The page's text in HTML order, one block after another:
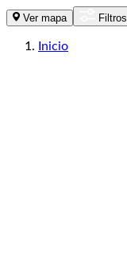
Ver mapa Filtros
Inicio